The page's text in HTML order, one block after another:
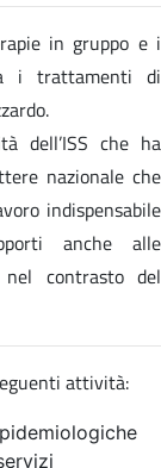
in gruppo e i
i trattamenti di
dell’ISS che ha
nazionale che
indispensabile
anche alle
nel contrasto del
attività: